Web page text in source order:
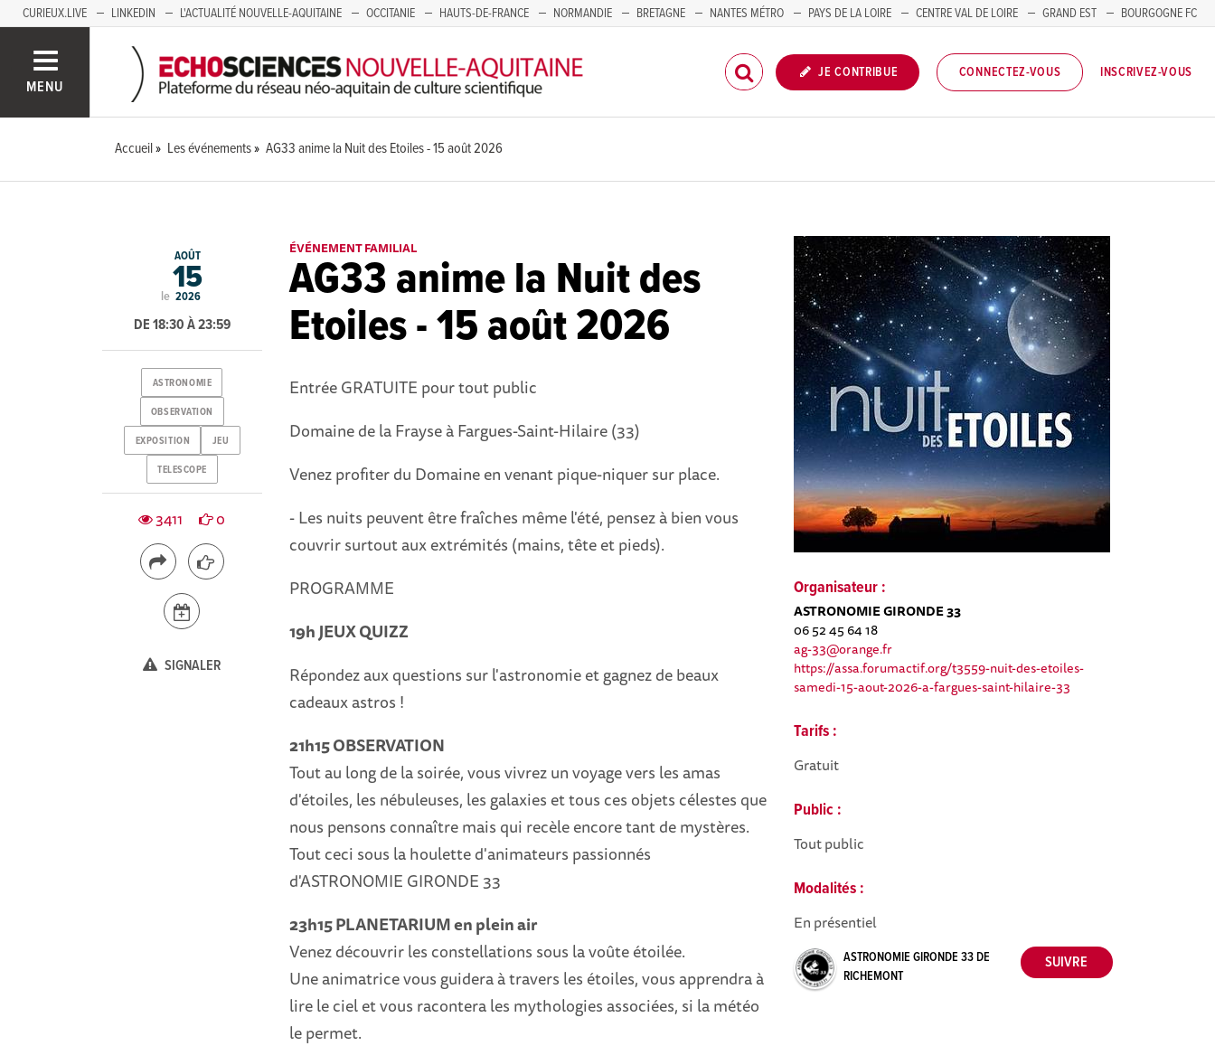
CURIEUX.LIVE LINKEDIN L'ACTUALITÉ NOUVELLE-AQUITAINE OCCITANIE HAUTS-DE-FRANCE NORMANDIE BRETAGNE NANTES MÉTRO PAYS DE LA LOIRE CENTRE VAL DE LOIRE GRAND EST
BOURGOGNE FC
MENU
JE CONTRIBUE CONNECTEZ-VOUS INSCRIVEZ-VOUS
Accueil Les événements AG33 anime la Nuit des Etoiles - 15 août 2026
ÉVÉNEMENT FAMILIAL
AG33 anime la Nuit des
Etoiles - 15 août 2026
Entrée GRATUITE pour tout public
Domaine de la Frayse à Fargues-Saint-Hilaire (33)
Venez profiter du Domaine en venant pique-niquer sur place.
- Les nuits peuvent être fraîches même l'été, pensez à bien vous
couvrir surtout aux extrémités (mains, tête et pieds).
PROGRAMME
19h JEUX QUIZZ
Répondez aux questions sur l'astronomie et gagnez de beaux
cadeaux astros !
21h15 OBSERVATION
Tout au long de la soirée, vous vivrez un voyage vers les amas
d'étoiles, les nébuleuses, les galaxies et tous ces objets célestes que
nous pensons connaître mais qui recèle encore tant de mystères.
Tout ceci sous la houlette d'animateurs passionnés
d'ASTRONOMIE GIRONDE 33
23h15 PLANETARIUM en plein air
Venez découvrir les constellations sous la voûte étoilée.
Une animatrice vous guidera à travers les étoiles, vous apprendra à
lire le ciel et vous racontera les mythologies associées, si la météo
le permet.
Organisateur :
ASTRONOMIE GIRONDE 33
06 52 45 64 18
ag-33@orange.fr
https://assa.forumactif.org/t3559-nuit-des-etoiles-
samedi-15-aout-2026-a-fargues-saint-hilaire-33
Tarifs :
Gratuit
Public :
Tout public
Modalités :
En présentiel
ASTRONOMIE GIRONDE 33 DE
RICHEMONT
le
AOÛT
15
2026
DE 18:30 À 23:59
ASTRONOMIE
OBSERVATION
EXPOSITION JEU
TELESCOPE
3411 0
SIGNALER